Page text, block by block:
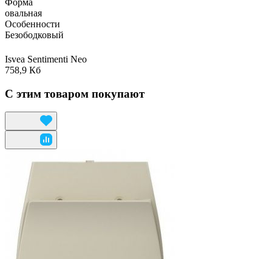
овальная
Особенности
Безободковый
Isvea Sentimenti Neo
758,9 Кб
С этим товаром покупают